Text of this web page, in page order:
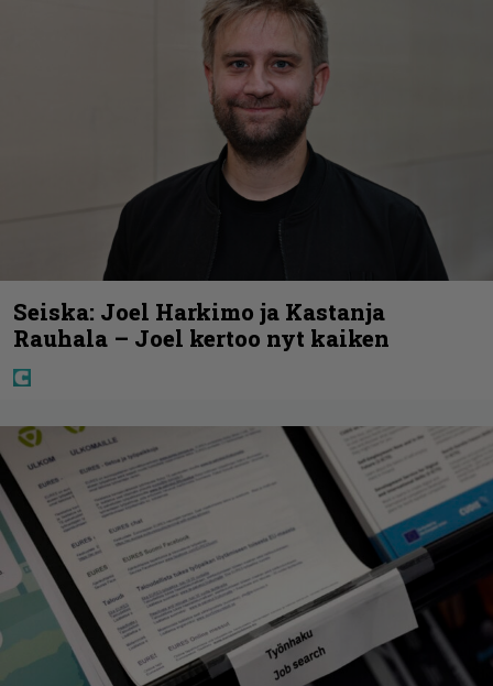
Seiska: Joel Harkimo ja Kastanja
Rauhala – Joel kertoo nyt kaiken